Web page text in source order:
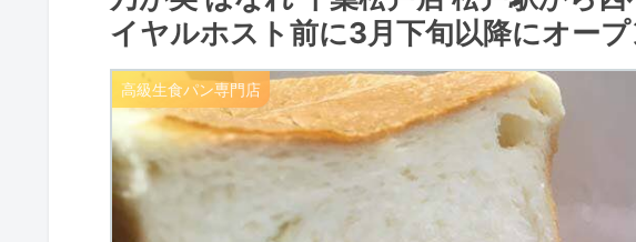
イヤルホスト前に3月下旬以降にオープ
高級生食パン専門店